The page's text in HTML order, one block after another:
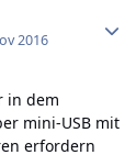
2016
in dem
mini-USB mit
erfordern